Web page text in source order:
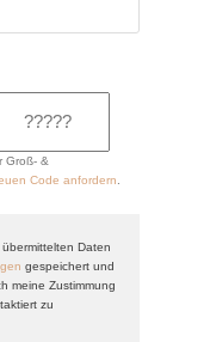
Groß- &
Code anfordern
Daten
gespeichert und
meine Zustimmung
zu